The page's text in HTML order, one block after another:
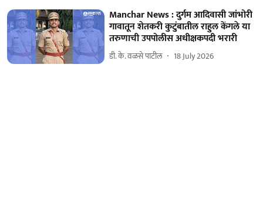
Manchar News : दुर्गम आदिवासी जांभोरी
गावातून शेतकरी कुटुंबातील राहुल केंगले या
तरुणाची उपपोलीस अधीक्षकपदी भरारी
डी. के. वळसे पाटील 18 July 2026